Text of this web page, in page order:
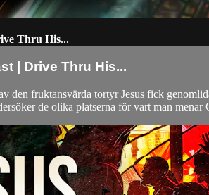
Thru His...
| Drive Thru His...
den fruktansvärda tortyr Jesus fick
de olika platserna för vart man menar